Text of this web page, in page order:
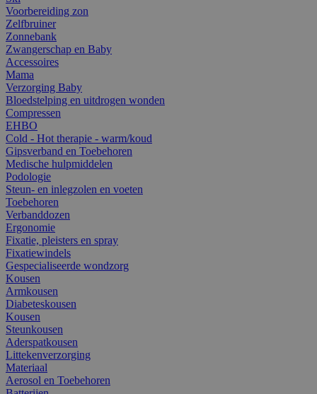
Voorbereiding zon
Zelfbruiner
Zonnebank
Zwangerschap en Baby
Accessoires
Mama
Verzorging Baby
Bloedstelping en uitdrogen wonden
Compressen
EHBO
Cold - Hot therapie - warm/koud
Gipsverband en Toebehoren
Medische hulpmiddelen
Podologie
Steun- en inlegzolen en voeten
Toebehoren
Verbanddozen
Ergonomie
Fixatie, pleisters en spray
Fixatiewindels
Gespecialiseerde wondzorg
Kousen
Armkousen
Diabeteskousen
Kousen
Steunkousen
Aderspatkousen
Littekenverzorging
Materiaal
Aerosol en Toebehoren